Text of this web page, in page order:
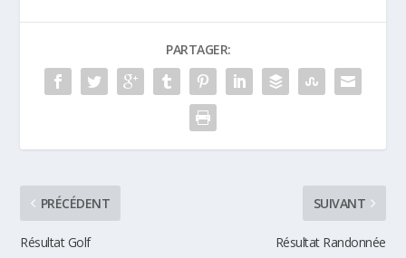
PARTAGER:
PRÉCÉDENT
Résultat Golf
SUIVANT
Résultat Randonnée